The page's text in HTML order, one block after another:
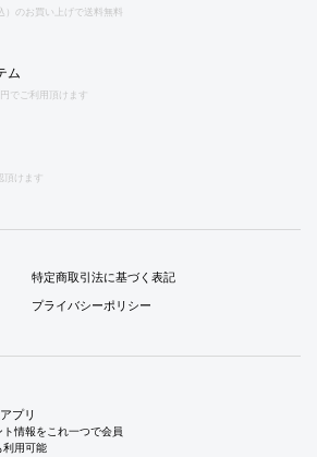
）のお買い上げで送料無料
ム
でご利用頂けます
けます
特定商取引法に基づく表記
プライバシーポリシー
プリ
情報をこれ一つで会員
利用可能